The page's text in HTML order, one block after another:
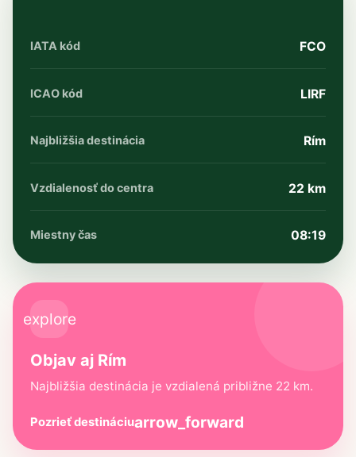
IATA kód FCO
ICAO kód LIRF
Najbližšia destinácia Rím
Vzdialenosť do centra 22 km
Miestny čas 08:19
explore
Objav aj Rím
Najbližšia destinácia je vzdialená približne 22 km.
Pozrieť destináciuarrow_forward